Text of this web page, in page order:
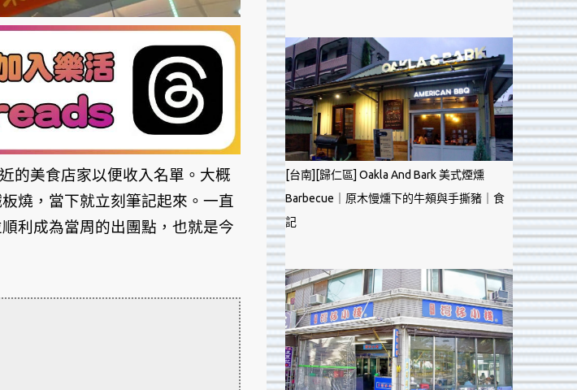
的美食店家以便收入名單。大概
燒，當下就立刻筆記起來。一直
利成為當周的出團點，也就是今
[台南][歸仁區] Oakla And Bark 美式煙燻
Barbecue｜原木慢燻下的牛頰與手撕豬｜食
記